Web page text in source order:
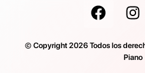
© Copyright 2026 Todos los
Piano